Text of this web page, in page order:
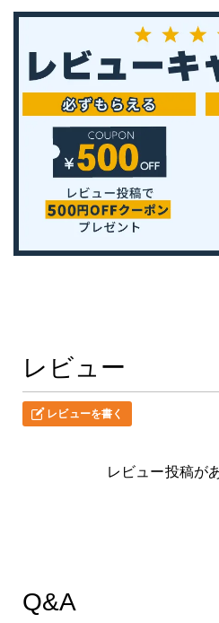
レビュー
レビューを書く
レビュー投稿が
Q&A